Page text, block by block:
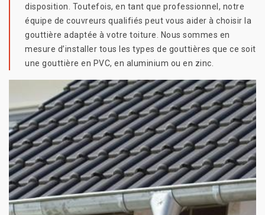
disposition. Toutefois, en tant que professionnel, notre
équipe de couvreurs qualifiés peut vous aider à choisir la
gouttière adaptée à votre toiture. Nous sommes en
mesure d’installer tous les types de gouttières que ce soit
une gouttière en PVC, en aluminium ou en zinc.